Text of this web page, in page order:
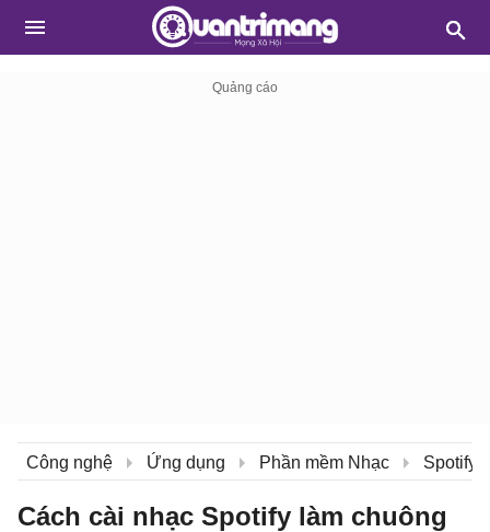
Công nghệ Ứng dụng Phần mềm Nhạc Spotify
Cách cài nhạc Spotify làm chuông